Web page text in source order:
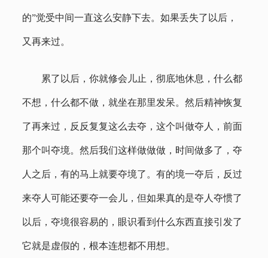
的”觉受中间一直这么安静下去。如果丢失了以后，
又再来过。
累了以后，你就修会儿止，彻底地休息，什么都
不想，什么都不做，就坐在那里发呆。然后精神恢复
了再来过，反反复复这么去夺，这个叫做夺人，前面
那个叫夺境。然后我们这样做做做，时间做多了，夺
人之后，有的马上就要夺境了。有的境一夺后，反过
来夺人可能还要夺一会儿，但如果真的是夺人夺惯了
以后，夺境很容易的，眼识看到什么东西直接引发了
它就是虚假的，根本连想都不用想。